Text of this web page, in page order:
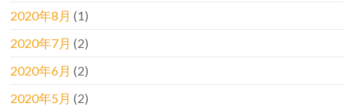
2020年8月 (1)
2020年7月 (2)
2020年6月 (2)
2020年5月 (2)